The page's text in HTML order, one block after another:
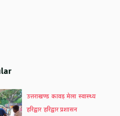
उत्तराखण्ड कावड़ मेला स्वास्थ्य
हरिद्वार हरिद्वार प्रशासन